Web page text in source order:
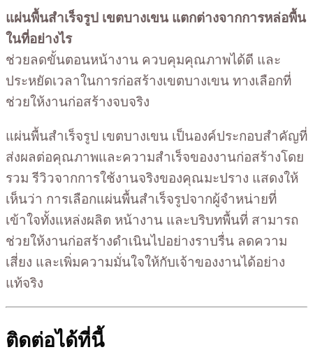
แผ่นพื้นสำเร็จรูป เขตบางเขน แตกต่างจากการหล่อพื้น
ในที่อย่างไร
ช่วยลดขั้นตอนหน้างาน ควบคุมคุณภาพได้ดี และ
ประหยัดเวลาในการก่อสร้างเขตบางเขน ทางเลือกที่
ช่วยให้งานก่อสร้างจบจริง
แผ่นพื้นสำเร็จรูป เขตบางเขน เป็นองค์ประกอบสำคัญที่
ส่งผลต่อคุณภาพและความสำเร็จของงานก่อสร้างโดย
รวม รีวิวจากการใช้งานจริงของคุณมะปราง แสดงให้
เห็นว่า การเลือกแผ่นพื้นสำเร็จรูปจากผู้จำหน่ายที่
เข้าใจทั้งแหล่งผลิต หน้างาน และบริบทพื้นที่ สามารถ
ช่วยให้งานก่อสร้างดำเนินไปอย่างราบรื่น ลดความ
เสี่ยง และเพิ่มความมั่นใจให้กับเจ้าของงานได้อย่าง
แท้จริง
ติดต่อได้ที่นี้